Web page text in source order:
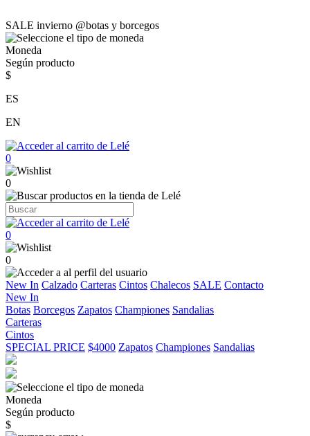
SALE invierno @botas y borcegos
Moneda
Según producto
$
ES
EN
0
0
0
0
New In Calzado Carteras Cintos Chalecos SALE Contacto
New In
Botas Borcegos Zapatos Championes Sandalias
Carteras
Cintos
SPECIAL PRICE $4000 Zapatos Championes Sandalias
Moneda
Según producto
$